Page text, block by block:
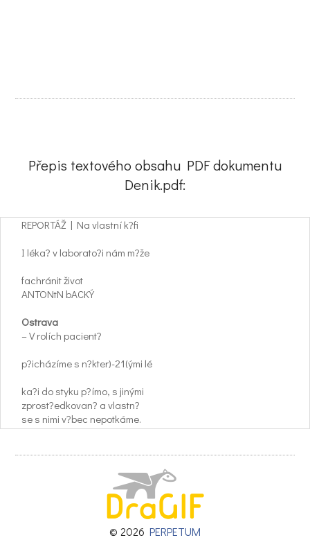
Přepis textového obsahu PDF dokumentu
Denik.pdf:
REPORTÁŽ | Na vlastní k?fi
I léka? v laborato?i nám m?že
fachránit život
ANTONtN bACKÝ
Ostrava
– V rolích pacient?
p?icházíme s n?kter)-21(ými lé
ka?i do styku p?ímo, s jinými
zprost?edkovan? a vlastn?
se s nimi v?bec nepotkáme.
P?esto jsou pro ná\022 nemén?
vd??íme za mnohé. N)11(ez?ídka i
Laborato? patologie Ben La
bor s.r.o., která sídlí v)15(e blezské
© 2026 PERPETUM